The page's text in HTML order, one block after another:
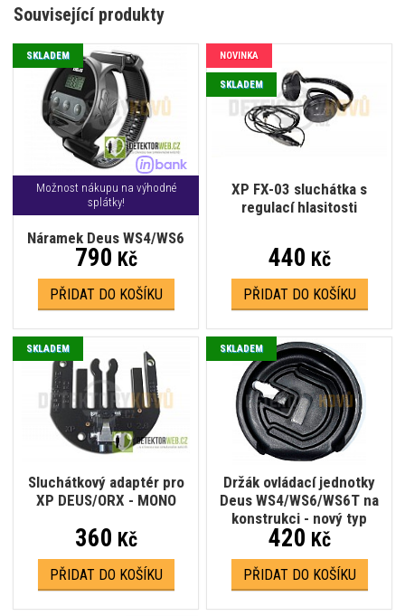
Související produkty
Možnost nákupu na výhodné
splátky!
Náramek Deus WS4/WS6
SKLADEM
790 Kč
PŘIDAT DO KOŠÍKU
XP FX-03 sluchátka s
regulací hlasitosti
NOVINKA
SKLADEM
440 Kč
PŘIDAT DO KOŠÍKU
Sluchátkový adaptér pro
XP DEUS/ORX - MONO
SKLADEM
360 Kč
PŘIDAT DO KOŠÍKU
Držák ovládací jednotky
Deus WS4/WS6/WS6T na
konstrukci - nový typ
SKLADEM
420 Kč
PŘIDAT DO KOŠÍKU